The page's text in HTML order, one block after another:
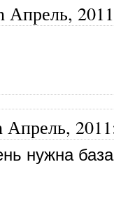
Апрель, 2011
Апрель, 2011
нужна